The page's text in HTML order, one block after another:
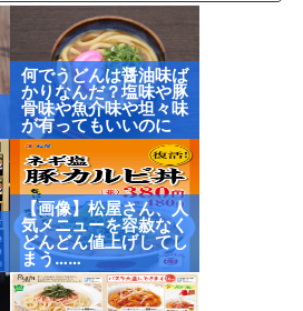
何でうどんは醤油味ば
かりなんだ？塩味や豚
骨味や魚介味や坦々味
が有ってもいいのに
【画像】松屋さん、人
気メニューを容赦なく
どんどん値上げしてし
まう……